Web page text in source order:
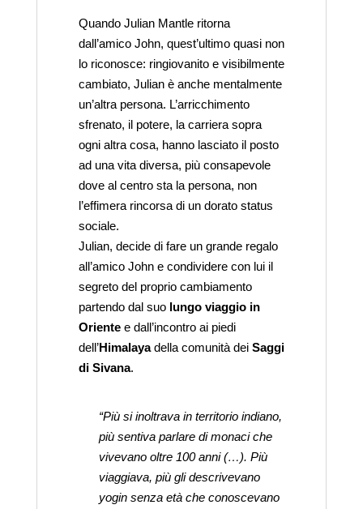
Quando Julian Mantle ritorna
dall’amico John, quest’ultimo quasi non
lo riconosce: ringiovanito e visibilmente
cambiato, Julian è anche mentalmente
un’altra persona. L’arricchimento
sfrenato, il potere, la carriera sopra
ogni altra cosa, hanno lasciato il posto
ad una vita diversa, più consapevole
dove al centro sta la persona, non
l’effimera rincorsa di un dorato status
sociale.
Julian, decide di fare un grande regalo
all’amico John e condividere con lui il
segreto del proprio cambiamento
partendo dal suo lungo viaggio in
Orientee dall’incontro ai piedi
dell’Himalayadella comunità dei Saggi
di Sivana.
“Più si inoltrava in territorio indiano,
più sentiva parlare di monaci che
vivevano oltre 100 anni (…). Più
viaggiava, più gli descrivevano
yogin senza età che conoscevano